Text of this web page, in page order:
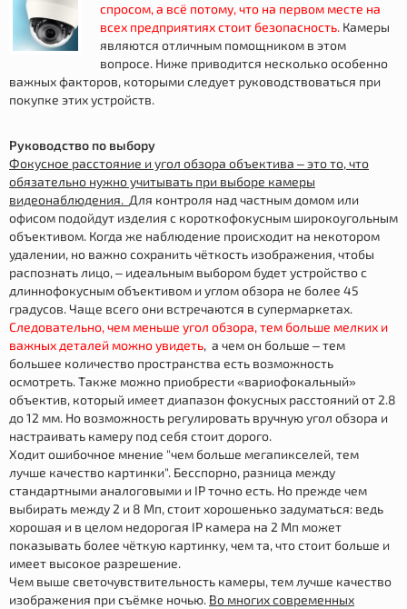
спросом, а всё потому, что на первом месте на
всех предприятиях стоит безопасность. Камеры
являются отличным помощником в этом
вопросе. Ниже приводится несколько особенно
важных факторов, которыми следует руководствоваться при
покупке этих устройств.
Руководство по выбору
Фокусное расстояние и угол обзора объектива – это то, что
обязательно нужно учитывать при выборе камеры
видеонаблюдения. Для контроля над частным домом или
офисом подойдут изделия с короткофокусным широкоугольным
объективом. Когда же наблюдение происходит на некотором
удалении, но важно сохранить чёткость изображения, чтобы
распознать лицо, – идеальным выбором будет устройство с
длиннофокусным объективом и углом обзора не более 45
градусов. Чаще всего они встречаются в супермаркетах.
Следовательно, чем меньше угол обзора, тем больше мелких и
важных деталей можно увидеть, а чем он больше – тем
большее количество пространства есть возможность
осмотреть. Также можно приобрести «вариофокальный»
объектив, который имеет диапазон фокусных расстояний от 2.8
до 12 мм. Но возможность регулировать вручную угол обзора и
настраивать камеру под себя стоит дорого.
Ходит ошибочное мнение "чем больше мегапикселей, тем
лучше качество картинки". Бесспорно, разница между
стандартными аналоговыми и IP точно есть. Но прежде чем
выбирать между 2 и 8 Мп, стоит хорошенько задуматься: ведь
хорошая и в целом недорогая IP камера на 2 Мп может
показывать более чёткую картинку, чем та, что стоит больше и
имеет высокое разрешение.
Чем выше светочувствительность камеры, тем лучше качество
изображения при съёмке ночью. Во многих современных